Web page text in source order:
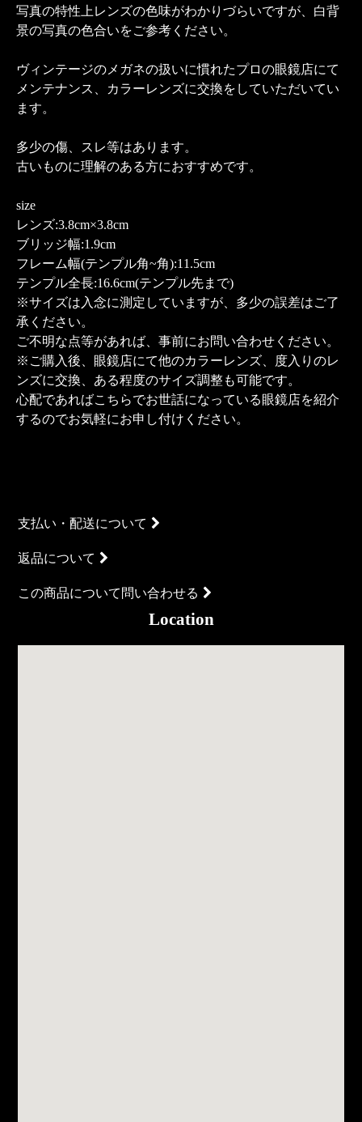
写真の特性上レンズの色味がわかりづらいですが、白背
景の写真の色合いをご参考ください。
ヴィンテージのメガネの扱いに慣れたプロの眼鏡店にて
メンテナンス、カラーレンズに交換をしていただいてい
ます。
多少の傷、スレ等はあります。
古いものに理解のある方におすすめです。
size
レンズ:3.8cm×3.8cm
ブリッジ幅:1.9cm
フレーム幅(テンプル角~角):11.5cm
テンプル全長:16.6cm(テンプル先まで)
※サイズは入念に測定していますが、多少の誤差はご了
承ください。
ご不明な点等があれば、事前にお問い合わせください。
※ご購入後、眼鏡店にて他のカラーレンズ、度入りのレ
ンズに交換、ある程度のサイズ調整も可能です。
心配であればこちらでお世話になっている眼鏡店を紹介
するのでお気軽にお申し付けください。
支払い・配送について
返品について
この商品について問い合わせる
Location